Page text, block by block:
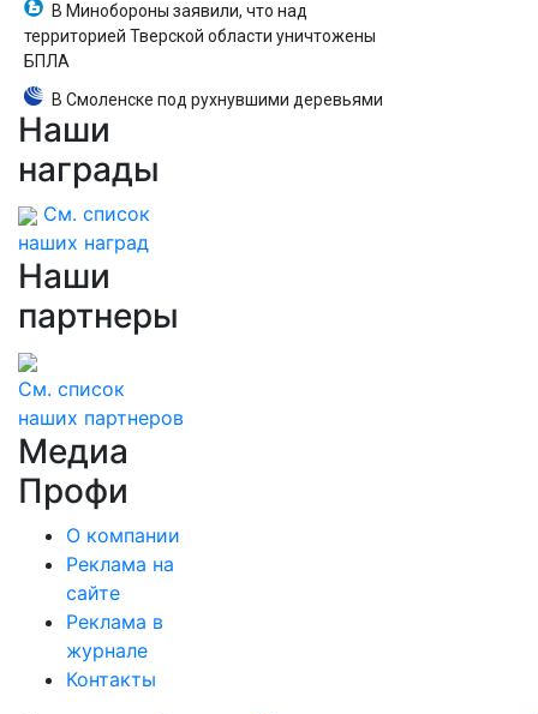
В Минобороны заявили, что над
территорией Тверской области уничтожены
БПЛА
В Смоленске под рухнувшими деревьями
погибли ребенок и женщина
Наши
награды
См. список
наших наград
Наши
партнеры
См. список
наших партнеров
Медиа
Профи
О компании
Реклама на
сайте
Реклама в
журнале
Контакты